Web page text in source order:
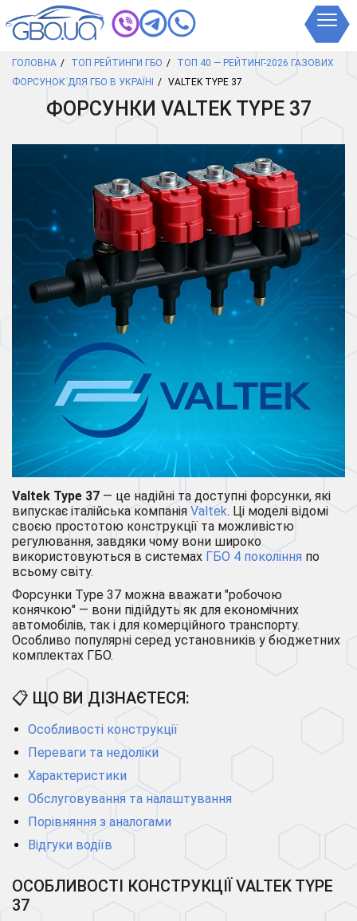
ГОЛОВНА ТОП РЕЙТИНГИ ГБО
ТОП 40 — РЕЙТИНГ-2026 ГАЗОВИХ
ФОРСУНОК ДЛЯ ГБО В УКРАЇНІ
VALTEK TYPE 37
ФОРСУНКИ VALTEK TYPE 37
Valtek Type 37 — це надійні та доступні форсунки, які
випускає італійська компанія Valtek. Ці моделі відомі
своєю простотою конструкції та можливістю
регулювання, завдяки чому вони широко
використовуються в системах ГБО 4 покоління по
всьому світу.
Форсунки Type 37 можна вважати "робочою
конячкою" — вони підійдуть як для економічних
автомобілів, так і для комерційного транспорту.
Особливо популярні серед установників у бюджетних
комплектах ГБО.
📋 ЩО ВИ ДІЗНАЄТЕСЯ:
Особливості конструкції
Переваги та недоліки
Характеристики
Обслуговування та налаштування
Порівняння з аналогами
Відгуки водіїв
ОСОБЛИВОСТІ КОНСТРУКЦІЇ VALTEK TYPE
37